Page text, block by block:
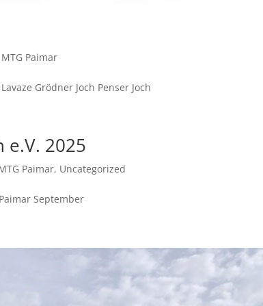
MTG Paimar
Grödner Joch Penser Joch
e.V. 2025
Paimar, Uncategorized
Paimar September